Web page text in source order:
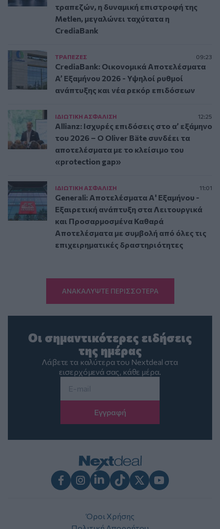
τραπεζών, η δυναμική επιστροφή της
Metlen, μεγαλώνει ταχύτατα η
CrediaBank
ΤΡAΠΕΖΕΣ 09:23
CrediaBank: Οικονομικά Αποτελέσματα
A’ Εξαμήνου 2026 - Υψηλοί ρυθμοί
ανάπτυξης και νέα ρεκόρ επιδόσεων
ΙΔΙΩΤΙΚΗ ΑΣΦAΛΙΣΗ 12:25
Allianz: Ισχυρές επιδόσεις στο α’ εξάμηνο
του 2026 – Ο Oliver Bäte συνδέει τα
αποτελέσματα με το κλείσιμο του
«protection gap»
ΙΔΙΩΤΙΚΗ ΑΣΦAΛΙΣΗ 11:01
Generali: Αποτελέσματα Α' Εξαμήνου -
Εξαιρετική ανάπτυξη στα Λειτουργικά
και Προσαρμοσμένα Καθαρά
Αποτελέσματα με συμβολή από όλες τις
επιχειρηματικές δραστηριότητες
ΑΝΑΚΑΛΥΨΤΕ ΠΕΡΙΣΣΟΤΕΡΑ
Οι σημαντικότερες ειδήσεις
της ημέρας
Λάβετε τα καλύτερα του Nextdeal στα
εισερχόμενά σας, κάθε μέρα.
Όροι Χρήσης